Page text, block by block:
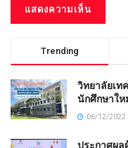
Trending
วิทยาลัยเท
นักศึกษาให
06/12/2022
ประกาศผล